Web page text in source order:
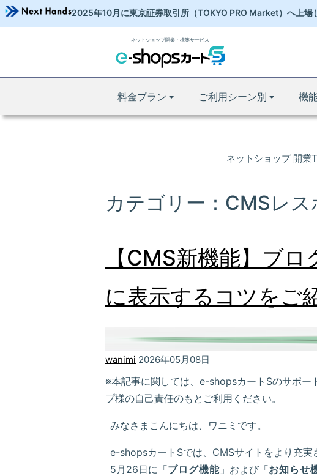
2025年10月に東京証券取引所 （TOKYO PRO Market）へ 上場
ネットショップ開業・構築サービス
料金プラン ご利用シーン別 機
ネットショップ 開業
カテゴリー：CMSレ
【CMS新機能】ブ
に表示するコツをご
wanimi 2026年05月08日
※本記事に関しては、e-shopsカートSのサポー
プ様の自己責任のもとご利用ください。
みなさまこんにちは、ワニミです。
e-shopsカートSでは、CMSサイトをより充実
5月26日に「ブログ機能 」および「お知らせ